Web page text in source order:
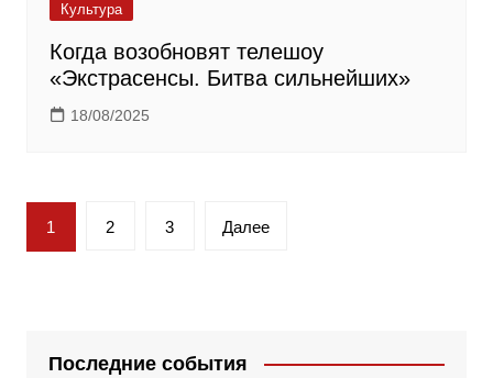
Культура
Когда возобновят телешоу
«Экстрасенсы. Битва сильнейших»
18/08/2025
Пагинация
записей
1 2 3 Далее
Последние события